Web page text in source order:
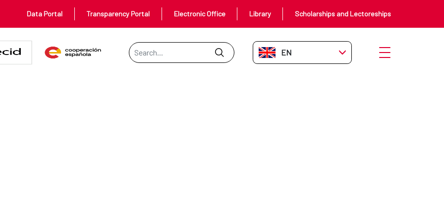
Data Portal Transparency Portal Electronic Office Library Scholarships and Lectoreships
Search Bar
EN-GB Open menu